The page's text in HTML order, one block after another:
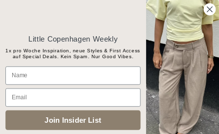
Products
search
START / ACCESSOIRES / SCHALS
Little Copenhagen Weekly
1x pro Woche Inspiration, neue Styles & First Access
auf Special Deals. Kein Spam. Nur Good Vibes.
Name
Email
Join Insider List